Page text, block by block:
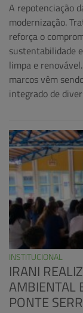
A repotenciação
modernização.
reforça o
sustentabilidade
limpa e
marcos vêm
integrado de
INSTITUCIONAL
IRANI
AMBIENTAL
PONTE